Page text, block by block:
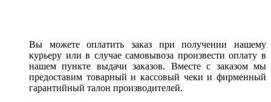
Вы можете оплатить заказ при получении нашему
курьеру или в случае самовывоза произвести оплату в
нашем пункте выдачи заказов. Вместе с заказом мы
предоставим товарный и кассовый чеки и фирменный
гарантийный талон производителей.